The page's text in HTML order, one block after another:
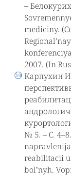
–
mediciny.
2007. (In
Карпухин
№ 5. – С.
reabilitacii
bol’nyh.